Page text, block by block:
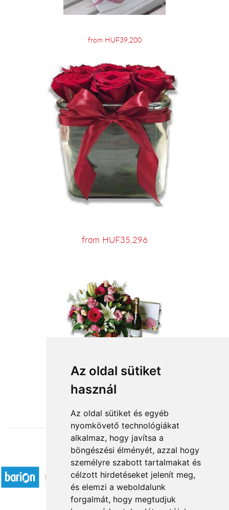
Az oldal sütiket
használ
Az oldal sütiket és egyéb
nyomkövető technológiákat
alkalmaz, hogy javítsa a
böngészési élményét, azzal hogy
személyre szabott tartalmakat és
célzott hirdetéseket jelenít meg,
és elemzi a weboldalunk
forgalmát, hogy megtudjuk
from HUF39,200
from HUF35,296
from HUF31,680
Accepted payment methods